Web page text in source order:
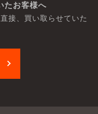
たお客様へ
接、買い取らせていた